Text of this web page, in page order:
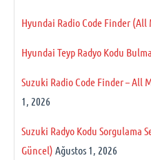
Hyundai Radio Code Finder (All
Hyundai Teyp Radyo Kodu
Suzuki Radio Code Finder – All
1, 2026
Suzuki Radyo Kodu Sorgulama
Güncel) Ağustos 1, 2026